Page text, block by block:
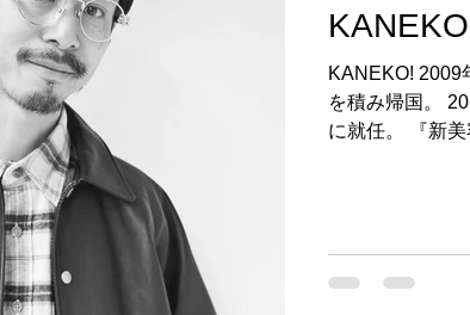
KANEKO! 2009
を積み帰国。
に就任。 『新美容+ING』『NH』『カジカジ』 『ガール